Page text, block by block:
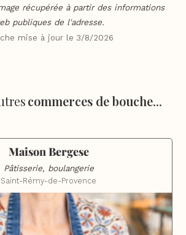
récupérée à partir des informations
publiques de l'adresse.
mise à jour le 3/8/2026
commerces de bouche...
Maison Bergese
Pâtisserie, boulangerie
Saint-Rémy-de-Provence